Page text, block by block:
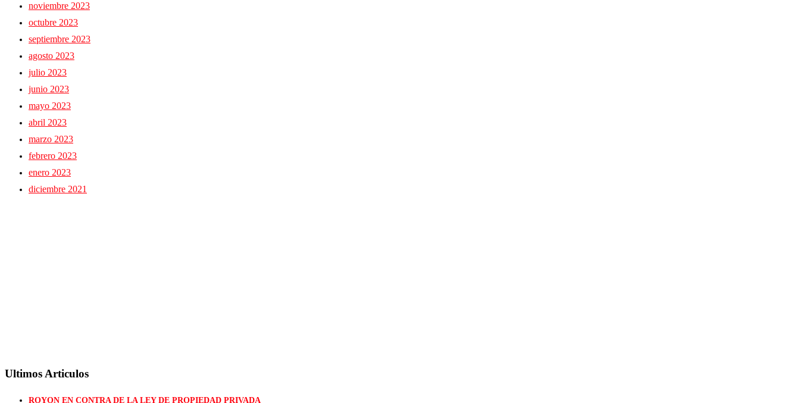
noviembre 2023
octubre 2023
septiembre 2023
agosto 2023
julio 2023
junio 2023
mayo 2023
abril 2023
marzo 2023
febrero 2023
enero 2023
diciembre 2021
Ultimos Articulos
ROYON EN CONTRA DE LA LEY DE PROPIEDAD PRIVADA